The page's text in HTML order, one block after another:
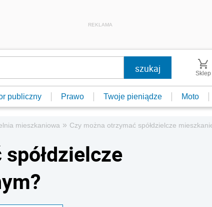
REKLAMA
Sklep
publiczny Prawo Twoje pieniądze Moto
mieszkaniowa » Czy można otrzymać spółdzielcze